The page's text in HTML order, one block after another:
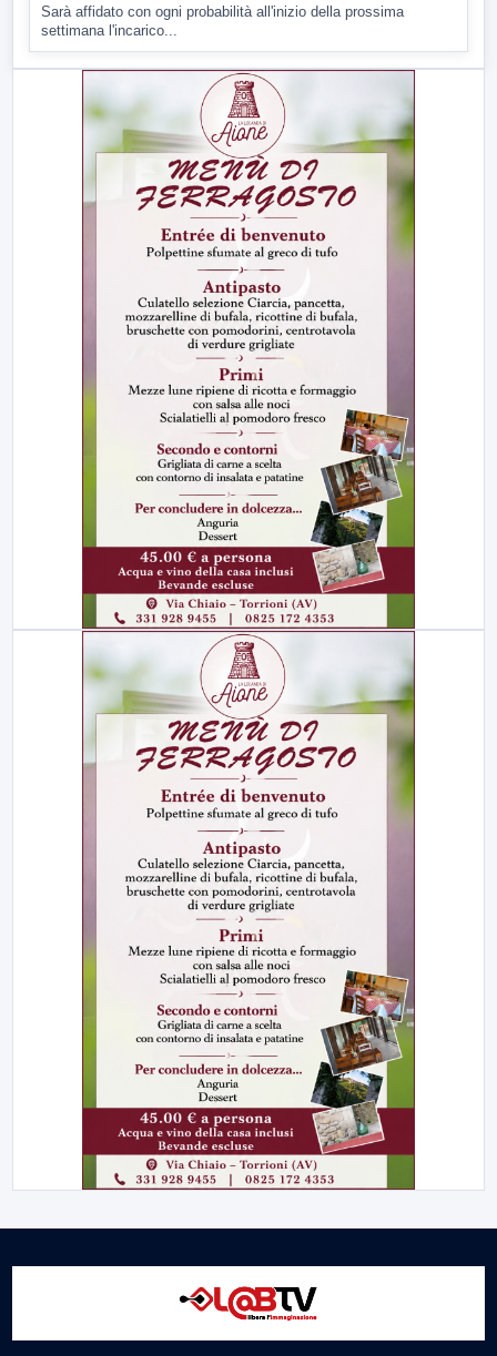
Sarà affidato con ogni probabilità all'inizio della prossima
settimana l'incarico...